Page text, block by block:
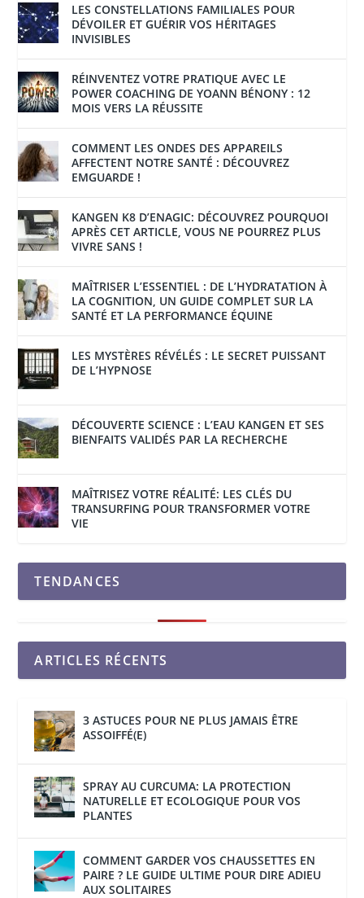
LES CONSTELLATIONS FAMILIALES POUR
DÉVOILER ET GUÉRIR VOS HÉRITAGES
INVISIBLES
RÉINVENTEZ VOTRE PRATIQUE AVEC LE
POWER COACHING DE YOANN BÉNONY : 12
MOIS VERS LA RÉUSSITE
COMMENT LES ONDES DES APPAREILS
AFFECTENT NOTRE SANTÉ : DÉCOUVREZ
EMGUARDE !
KANGEN K8 D’ENAGIC: DÉCOUVREZ POURQUOI
APRÈS CET ARTICLE, VOUS NE POURREZ PLUS
VIVRE SANS !
MAÎTRISER L’ESSENTIEL : DE L’HYDRATATION À
LA COGNITION, UN GUIDE COMPLET SUR LA
SANTÉ ET LA PERFORMANCE ÉQUINE
LES MYSTÈRES RÉVÉLÉS : LE SECRET PUISSANT
DE L’HYPNOSE
DÉCOUVERTE SCIENCE : L’EAU KANGEN ET SES
BIENFAITS VALIDÉS PAR LA RECHERCHE
MAÎTRISEZ VOTRE RÉALITÉ: LES CLÉS DU
TRANSURFING POUR TRANSFORMER VOTRE
VIE
TENDANCES
ARTICLES RÉCENTS
3 ASTUCES POUR NE PLUS JAMAIS ÊTRE
ASSOIFFÉ(E)
SPRAY AU CURCUMA: LA PROTECTION
NATURELLE ET ECOLOGIQUE POUR VOS
PLANTES
COMMENT GARDER VOS CHAUSSETTES EN
PAIRE ? LE GUIDE ULTIME POUR DIRE ADIEU
AUX SOLITAIRES